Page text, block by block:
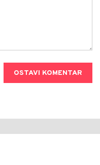
OSTAVI KOMENTAR